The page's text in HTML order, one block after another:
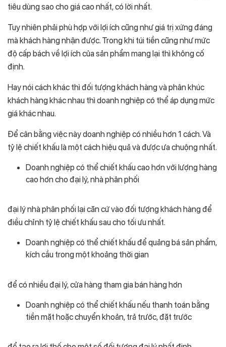
tiêu dùng sao cho giá cao nhất, có lời nhất.
Tuy nhiên phải phù hợp với lợi ích cũng như giá trị xứng đáng
mà khách hàng nhận được. Trong khi túi tiền cũng như mức
độ cấp bách về lợi ích của sản phẩm mang lại thì không cố
định.
Hay nói cách khác thì đối tượng khách hàng và phân khúc
khách hàng khác nhau thì doanh nghiệp có thể áp dụng mức
giá khác nhau.
Để cân bằng việc này doanh nghiệp có nhiều hơn 1 cách. Và
tỷ lệ chiết khấu là một cách hiệu quả và được ưa chuộng nhất.
Doanh nghiệp có thể chiết khấu cao hơn với lượng hàng
cao hơn cho đại lý, nhà phân phối
đại lý nhà phân phối lại căn cứ vào đối tượng khách hàng để
điều chỉnh tỷ lệ chiết khấu sau cho tối ưu nhất.
Doanh nghiệp có thể chiết khấu để quảng bá sản phẩm,
kích cầu trong một khoảng thời gian
để có nhiều đại lý, cửa hàng tham gia bán hàng hơn
Doanh nghiệp có thể chiết khấu nếu thanh toán bằng
tiền mặt hoặc chuyển khoản, trả trước, đặt trước